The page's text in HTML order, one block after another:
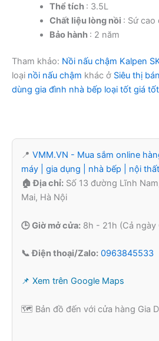
Thể tích : 3.5L
Chất liệu lòng nồi : Sứ cao
Bảo hành : 2 năm
Tham khảo: Nồi nấu chậm Kalpen
loại nồi nấu chậm khác ở Siêu thị
dùng gia đình nhà bếp loại tốt giá tốt
📍 VMM.VN - Mua sắm online
máy | gia dụng | nhà bếp | nội thất
🏠 Địa chỉ: Số 13 đường Lĩnh
Mai, Hà Nội
🕒 Giờ mở cửa: 8h - 21h (Cả ngày
📞 Điện thoại/Zalo: 0963845533
📌 Xem trên Google Maps
🗺️ Bản đồ đến với cửa hàng Gia